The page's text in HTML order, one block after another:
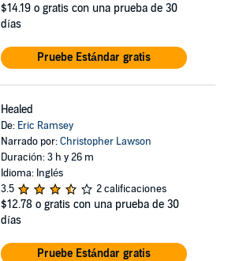
$14.19 o gratis con una prueba de 30
días
Pruebe Estándar gratis
Healed
De: Eric Ramsey
Narrado por:Christopher Lawson
Duración: 3 h y 26 m
Idioma: Inglés
3.5
2 calificaciones
$12.78 o gratis con una prueba de 30
días
Pruebe Estándar gratis